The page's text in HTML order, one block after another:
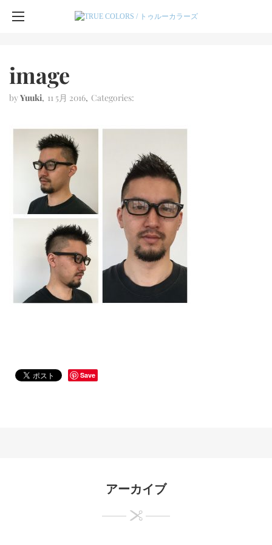
image
byYuuki 11 5月 2016 Categories:
Save
アーカイブ